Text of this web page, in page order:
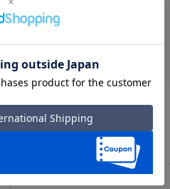
て問い合わせる